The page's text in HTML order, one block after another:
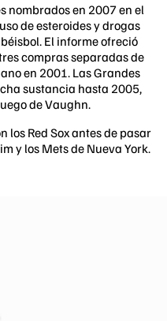
nombrados en 2007 en el
de esteroides y drogas
El informe ofreció
compras separadas de
en 2001. Las Grandes
sustancia hasta 2005,
de Vaughn.
los Red Sox antes de pasar
y los Mets de Nueva York.